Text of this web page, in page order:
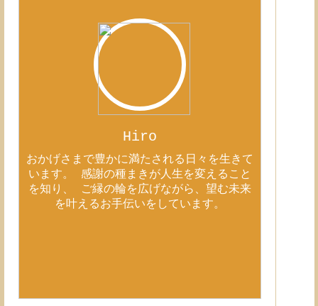
Hiro
おかげさまで豊かに満たされる日々を生きて
います。 感謝の種まきが人生を変えること
を知り、 ご縁の輪を広げながら、望む未来
を叶えるお手伝いをしています。